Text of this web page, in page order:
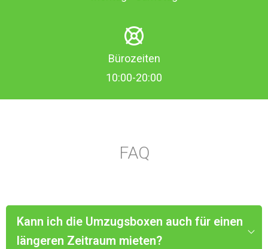
Bürozeiten
10:00-20:00
FAQ
Kann ich die Umzugsboxen auch für einen
längeren Zeitraum mieten?